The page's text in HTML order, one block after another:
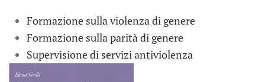
Formazione sulla violenza di genere
Formazione sulla parità di genere
Supervisione di servizi antiviolenza